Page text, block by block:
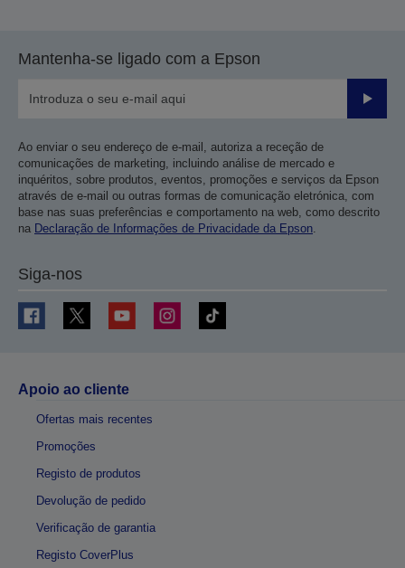
Mantenha-se ligado com a Epson
Enviar
Ao enviar o seu endereço de e-mail, autoriza a receção de
comunicações de marketing, incluindo análise de mercado e
inquéritos, sobre produtos, eventos, promoções e serviços da Epson
através de e-mail ou outras formas de comunicação eletrónica, com
base nas suas preferências e comportamento na web, como descrito
na Declaração de Informações de Privacidade da Epson.
Siga-nos
Apoio ao cliente
Ofertas mais recentes
Promoções
Registo de produtos
Devolução de pedido
Verificação de garantia
Registo CoverPlus